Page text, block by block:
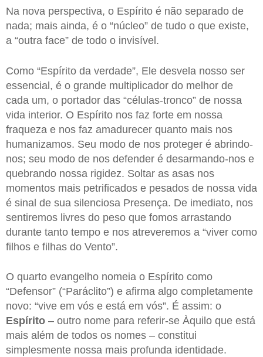
Na nova perspectiva, o Espírito é não separado de
nada; mais ainda, é o “núcleo” de tudo o que existe,
a “outra face” de todo o invisível.
Como “Espírito da verdade”, Ele desvela nosso ser
essencial, é o grande multiplicador do melhor de
cada um, o portador das “células-tronco” de nossa
vida interior. O Espírito nos faz forte em nossa
fraqueza e nos faz amadurecer quanto mais nos
humanizamos. Seu modo de nos proteger é abrindo-
nos; seu modo de nos defender é desarmando-nos e
quebrando nossa rigidez. Soltar as asas nos
momentos mais petrificados e pesados de nossa vida
é sinal de sua silenciosa Presença. De imediato, nos
sentiremos livres do peso que fomos arrastando
durante tanto tempo e nos atreveremos a “viver como
filhos e filhas do Vento”.
O quarto evangelho nomeia o Espírito como
“Defensor” (“Paráclito”) e afirma algo completamente
novo: “vive em vós e está em vós”. É assim: o
Espírito – outro nome para referir-se Àquilo que está
mais além de todos os nomes – constitui
simplesmente nossa mais profunda identidade.